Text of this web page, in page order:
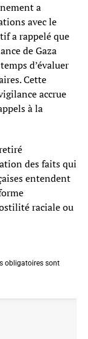
a
avec le
a rappelé que
de Gaza
d’évaluer
Cette
accrue
à la
des faits qui
entendent
raciale ou
obligatoires sont